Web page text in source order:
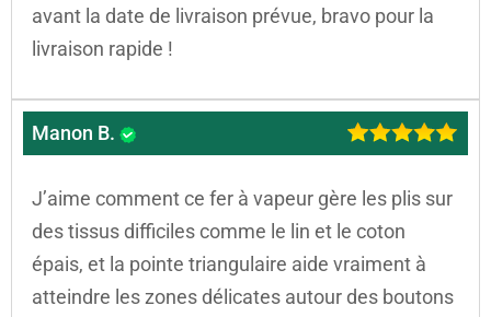
avant la date de livraison prévue, bravo pour la
livraison rapide !
Manon B.
J’aime comment ce fer à vapeur gère les plis sur
des tissus difficiles comme le lin et le coton
épais, et la pointe triangulaire aide vraiment à
atteindre les zones délicates autour des boutons